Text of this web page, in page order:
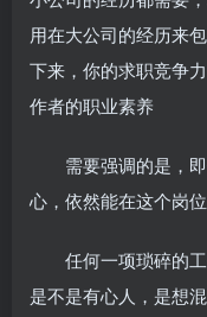
用在大公司的经历来
下来，你的求职竞争
作者的职业素养
需要强调的是，
心，依然能在这个岗
任何一项琐碎的
是不是有心人，是想